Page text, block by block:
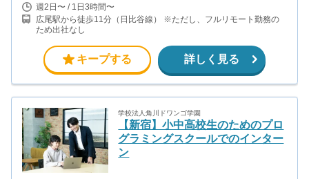
週2日〜 / 1日3時間〜
広尾駅から徒歩11分（日比谷線） ※ただし、フルリモート勤務の
ため出社なし
キープする 詳しく見る
学校法人角川ドワンゴ学園
【新宿】小中高校生のためのプロ
グラミングスクールでのインター
ン